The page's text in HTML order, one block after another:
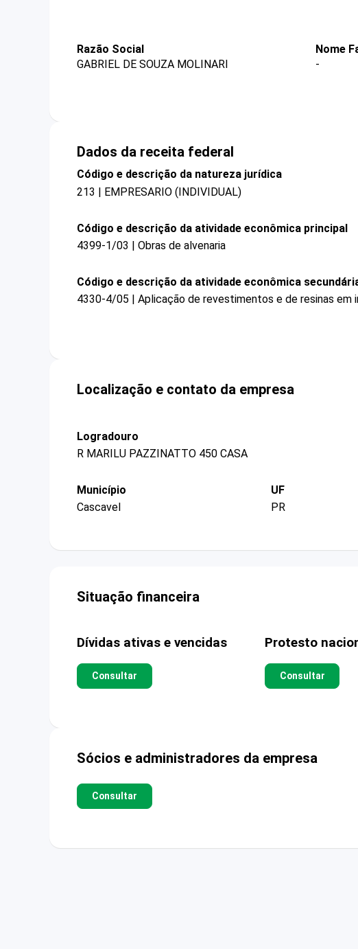
Razão Social
GABRIEL DE SOUZA MOLINARI
Nome
-
Dados da receita federal
Código e descrição da natureza jurídica
213 | EMPRESARIO (INDIVIDUAL)
Código e descrição da atividade econômica principal
4399-1/03 | Obras de alvenaria
Código e descrição da atividade econômica
4330-4/05 | Aplicação de revestimentos e de resinas em
Localização e contato da empresa
Logradouro
R MARILU PAZZINATTO 450 CASA
Município
Cascavel
UF
PR
Situação financeira
Dívidas ativas e vencidas
Consultar
Protesto
Consultar
Sócios e administradores da empresa
Consultar